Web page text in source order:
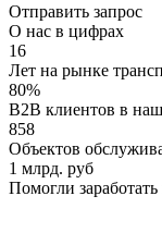
Отправить запрос
О нас в цифрах
16
Лет на рынке
80%
B2B клиентов в
858
Объектов
1 млрд. руб
Помогли